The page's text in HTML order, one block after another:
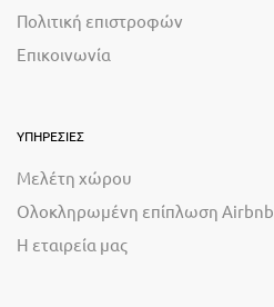
Πολιτική επιστροφών
Επικοινωνία
ΥΠΗΡΕΣΙΕΣ
Μελέτη χώρου
Ολοκληρωμένη επίπλωση Airbnb
Η εταιρεία μας